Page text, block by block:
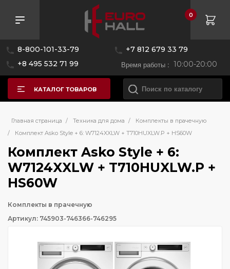
8-800-101-33-79
+7 812 679 33 79
+8 495 532 71 99
Время работы : 10:00-20:00
0
КАТАЛОГ ТОВАРОВ
Главная страница / Техника для дома /
Комплекты в прачечную
/
Комплект Asko Style + 6: W7124XXLW + T710HUXLW.P + HS60W
Комплект Asko Style + 6:
W7124XXLW + T710HUXLW.P +
HS60W
Комплекты в прачечную
Артикул: 745903-746366-746295